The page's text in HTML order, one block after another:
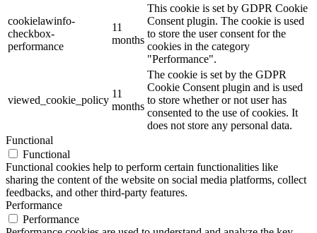
cookielawinfo-
checkbox-
performance
11
months
This cookie is set by GDPR Cookie
Consent plugin. The cookie is used
to store the user consent for the
cookies in the category
"Performance".
viewed_cookie_policy
11
months
The cookie is set by the GDPR
Cookie Consent plugin and is used
to store whether or not user has
consented to the use of cookies. It
does not store any personal data.
Functional
Functional
Functional cookies help to perform certain functionalities like
sharing the content of the website on social media platforms, collect
feedbacks, and other third-party features.
Performance
Performance